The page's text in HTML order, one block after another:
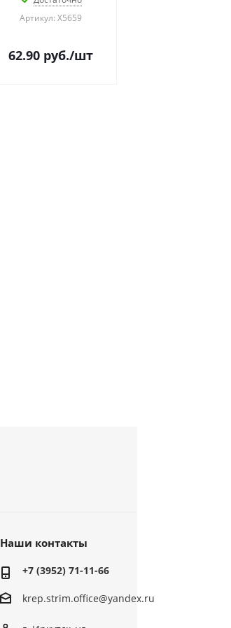
Артикул: Х5659
62.90 руб./шт
Наши контакты
+7 (3952) 71-11-66
krep.strim.office@yandex.ru